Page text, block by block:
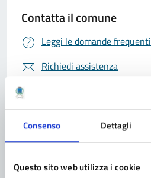
Consenso Dettagli
Questo sito web utilizza i cookie
Contatta il comune
Leggi le domande frequenti
Richiedi assistenza
Problemi in città
Segnala disservizio